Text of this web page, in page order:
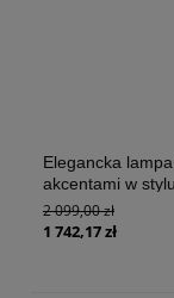
Elegancka
akcentami w
2 099,00 zł
1 742,17 zł